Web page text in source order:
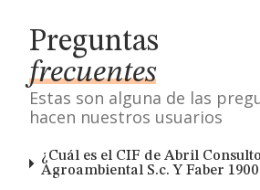
Preguntas
frecuentes
Estas son alguna de las
hacen nuestros usuarios
¿Cuál es el CIF de Abril
Agroambiental S.c. Y Faber